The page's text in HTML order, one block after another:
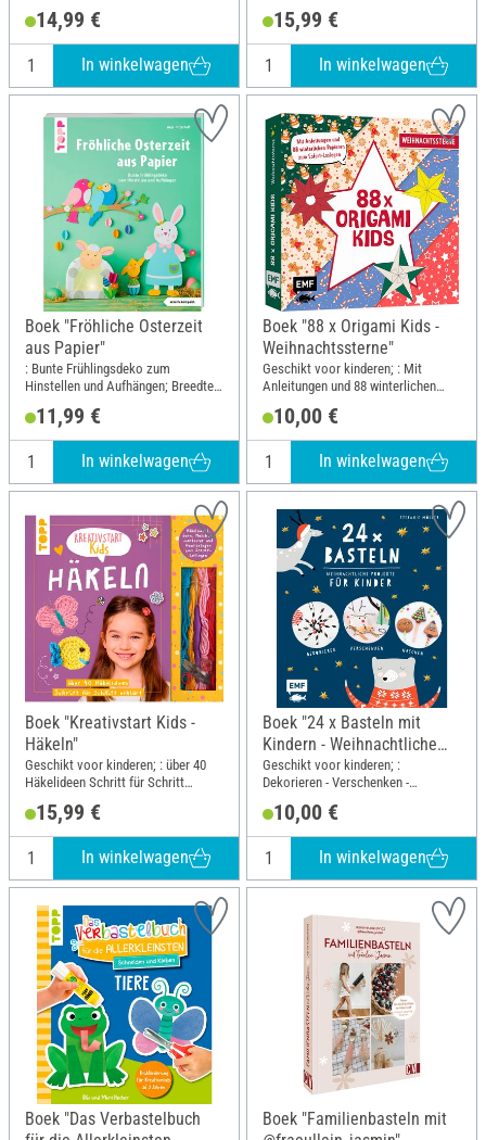
14,99 €
In winkelwagen
15,99 €
In winkelwagen
Boek "Fröhliche Osterzeit
aus Papier"
: Bunte Frühlingsdeko zum
Hinstellen und Aufhängen; Breedte:
11,99 €
In winkelwagen
Boek "88 x Origami Kids -
Weihnachtssterne"
Geschikt voor kinderen; : Mit
Anleitungen und 88 winterlichen
Lengte: 20 cm; Breedte: 20 cm
10,00 €
In winkelwagen
Boek "Kreativstart Kids -
Häkeln"
Geschikt voor kinderen; : über 40
Häkelideen Schritt für Schritt
Haarspangen und
Maschenmarkierer zum Sofort-
Loslegen; Breedte: 19.5 cm;
Hoogte: 25 cm
15,99 €
In winkelwagen
Boek "24 x Basteln mit
Kindern - Weihnachtliche
Projekte für Kindergarten
und Vorschule"
Geschikt voor kinderen; :
Dekorieren - Verschenken -
24.1 cm
10,00 €
In winkelwagen
Boek "Das Verbastelbuch
Boek "Familienbasteln mit